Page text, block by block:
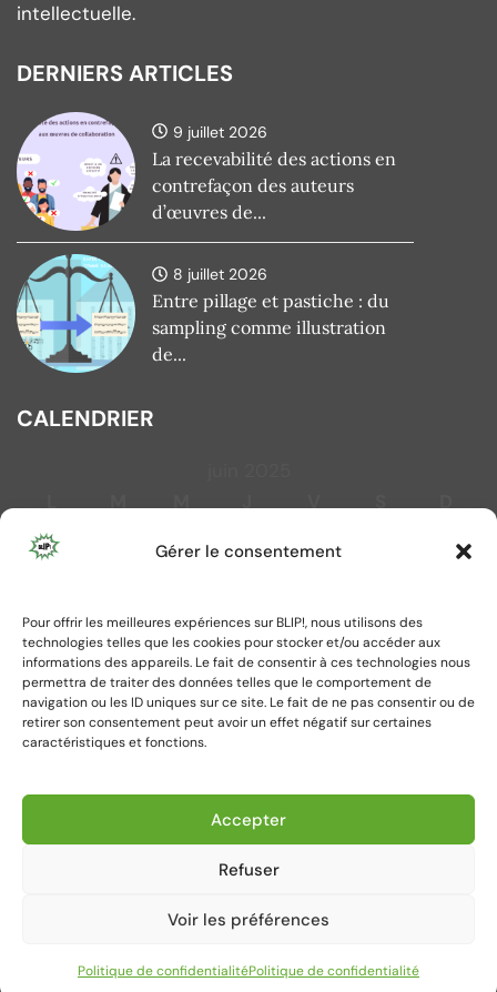
Gérer le consentement
Pour offrir les meilleures expériences sur BLIP!, nous utilisons des
technologies telles que les cookies pour stocker et/ou accéder aux
informations des appareils. Le fait de consentir à ces technologies nous
permettra de traiter des données telles que le comportement de
navigation ou les ID uniques sur ce site. Le fait de ne pas consentir ou de
retirer son consentement peut avoir un effet négatif sur certaines
caractéristiques et fonctions.
Accepter
Refuser
Voir les préférences
Politique de confidentialitéPolitique de confidentialité
intellectuelle.
DERNIERS ARTICLES
9 juillet 2026
La recevabilité des actions en
contrefaçon des auteurs
d’œuvres de...
8 juillet 2026
Entre pillage et pastiche : du
sampling comme illustration
de...
CALENDRIER
4
16
17 18 19 20 21
22
23
24 25 26 27 28
29
30
« Mai Août »